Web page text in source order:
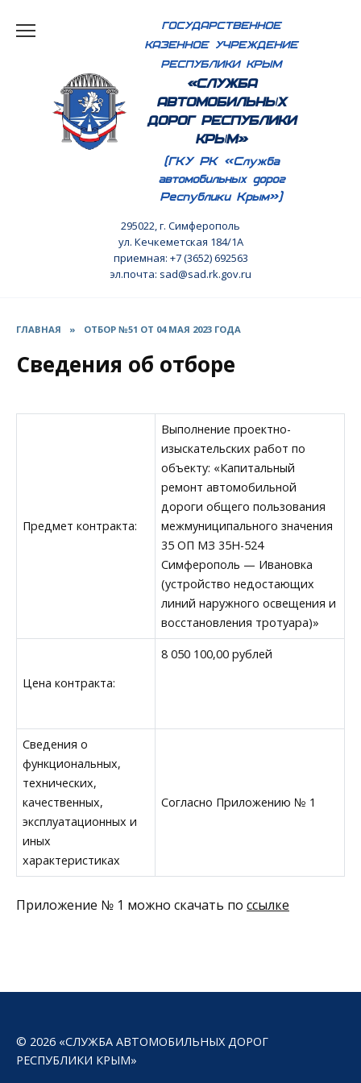
ГОСУДАРСТВЕННОЕ
КАЗЕННОЕ УЧРЕЖДЕНИЕ
РЕСПУБЛИКИ КРЫМ
«СЛУЖБА
АВТОМОБИЛЬНЫХ
ДОРОГ РЕСПУБЛИКИ
КРЫМ»
(ГКУ РК «Служба
автомобильных дорог
Республики Крым»)
295022, г. Симферополь
ул. Кечкеметская 184/1А
приемная: +7 (3652) 692563
эл.почта: sad@sad.rk.gov.ru
ГЛАВНАЯ » ОТБОР №51 ОТ 04 МАЯ 2023 ГОДА
Сведения об отборе
Предмет контракта:
Выполнение проектно-
изыскательских работ по
объекту: «Капитальный
ремонт автомобильной
дороги общего пользования
межмуниципального значения
35 ОП МЗ 35Н-524
Симферополь — Ивановка
(устройство недостающих
линий наружного освещения и
восстановления тротуара)»
Цена контракта:
8 050 100,00 рублей
Сведения о
функциональных,
технических,
качественных,
эксплуатационных и
иных
характеристиках
Согласно Приложению № 1
Приложение № 1 можно скачать по ссылке
© 2026 «СЛУЖБА АВТОМОБИЛЬНЫХ ДОРОГ
РЕСПУБЛИКИ КРЫМ»